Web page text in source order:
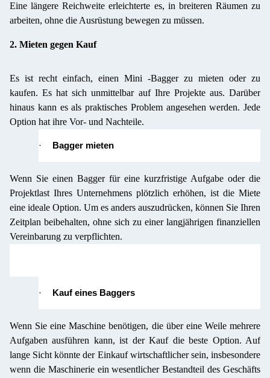
Eine längere Reichweite erleichterte es, in breiteren Räumen zu
arbeiten, ohne die Ausrüstung bewegen zu müssen.
2. Mieten gegen Kauf
Es ist recht einfach, einen Mini -Bagger zu mieten oder zu
kaufen. Es hat sich unmittelbar auf Ihre Projekte aus. Darüber
hinaus kann es als praktisches Problem angesehen werden. Jede
Option hat ihre Vor- und Nachteile.
· Bagger mieten
Wenn Sie einen Bagger für eine kurzfristige Aufgabe oder die
Projektlast Ihres Unternehmens plötzlich erhöhen, ist die Miete
eine ideale Option. Um es anders auszudrücken, können Sie Ihren
Zeitplan beibehalten, ohne sich zu einer langjährigen finanziellen
Vereinbarung zu verpflichten.
· Kauf eines Baggers
Wenn Sie eine Maschine benötigen, die über eine Weile mehrere
Aufgaben ausführen kann, ist der Kauf die beste Option. Auf
lange Sicht könnte der Einkauf wirtschaftlicher sein, insbesondere
wenn die Maschinerie ein wesentlicher Bestandteil des Geschäfts